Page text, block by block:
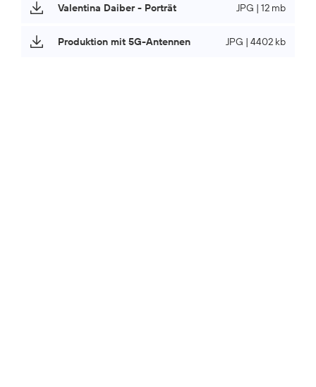
Valentina Daiber - Porträt JPG | 12 mb
Produktion mit 5G-Antennen JPG | 4402 kb